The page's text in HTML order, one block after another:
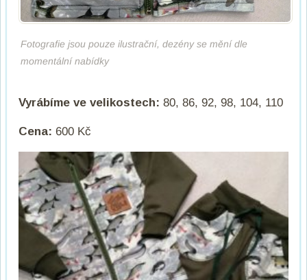
Fotografie jsou pouze ilustrační, dezény se mění dle
momentální nabídky
Vyrábíme ve velikostech: 80, 86, 92, 98, 104, 110
Cena: 600 Kč